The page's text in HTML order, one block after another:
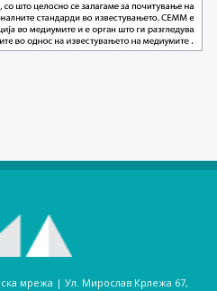
мрежа | Ул. Мирослав Крлежа 67,